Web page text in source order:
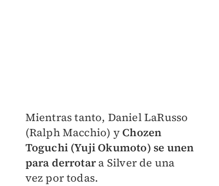
Mientras tanto, Daniel LaRusso
(Ralph Macchio) y Chozen
Toguchi (Yuji Okumoto) se unen
para derrotara Silver de una
vez por todas.